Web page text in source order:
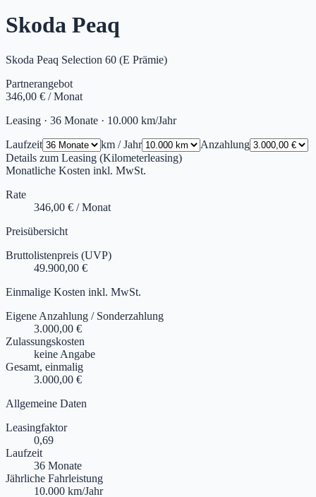
Skoda Peaq
Skoda Peaq Selection 60 (E Prämie)
Partnerangebot
346,00 € / Monat
Leasing · 36 Monate · 10.000 km/Jahr
Laufzeit
km / Jahr
Anzahlung
Details zum Leasing (Kilometerleasing)
Monatliche Kosten inkl. MwSt.
Rate
346,00 € / Monat
Preisübersicht
Bruttolistenpreis (UVP)
49.900,00 €
Einmalige Kosten inkl. MwSt.
Eigene Anzahlung / Sonderzahlung
3.000,00 €
Zulassungskosten
keine Angabe
Gesamt, einmalig
3.000,00 €
Allgemeine Daten
Leasingfaktor
0,69
Laufzeit
36 Monate
Jährliche Fahrleistung
10.000 km/Jahr